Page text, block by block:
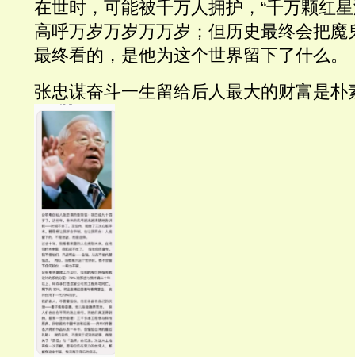
在世时，可能被千万人拥护，“千万颗红
高呼万岁万岁万万岁；但历史最终会把魔
最终看的，是他为这个世界留下了什么。
张忠谋奋斗一生留给后人最大的财富是朴